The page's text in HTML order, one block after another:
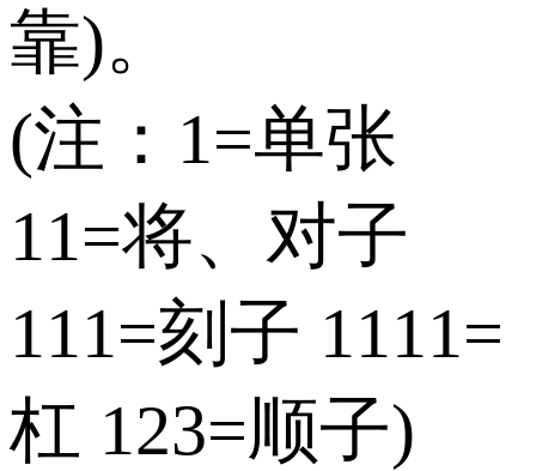
靠)。
(注：1=单张
11=将、对子
111=刻子 1111=
杠 123=顺子)